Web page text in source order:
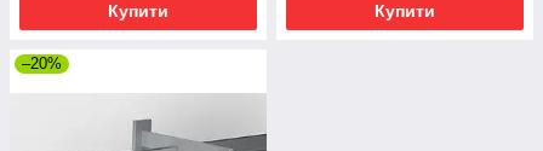
Купити Купити
–20%